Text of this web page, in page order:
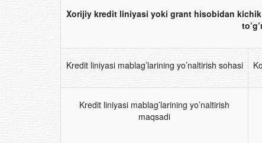
Xorijiy kredit liniyasi yoki grant hisobidan
Kredit liniyasi mablag’larining yo’naltirish sohasi
Kredit liniyasi mablag’larining yo’naltirish
maqsadi